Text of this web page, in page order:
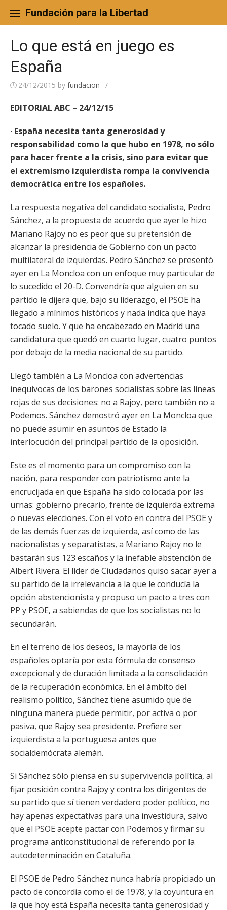
content
Fundación para la Libertad
Lo que está en juego es
España
24/12/2015 by fundacion /
EDITORIAL ABC – 24/12/15
· España necesita tanta generosidad y
responsabilidad como la que hubo en 1978, no sólo
para hacer frente a la crisis, sino para evitar que
el extremismo izquierdista rompa la convivencia
democrática entre los españoles.
La respuesta negativa del candidato socialista, Pedro
Sánchez, a la propuesta de acuerdo que ayer le hizo
Mariano Rajoy no es peor que su pretensión de
alcanzar la presidencia de Gobierno con un pacto
multilateral de izquierdas. Pedro Sánchez se presentó
ayer en La Moncloa con un enfoque muy particular de
lo sucedido el 20-D. Convendría que alguien en su
partido le dijera que, bajo su liderazgo, el PSOE ha
llegado a mínimos históricos y nada indica que haya
tocado suelo. Y que ha encabezado en Madrid una
candidatura que quedó en cuarto lugar, cuatro puntos
por debajo de la media nacional de su partido.
Llegó también a La Moncloa con advertencias
inequívocas de los barones socialistas sobre las líneas
rojas de sus decisiones: no a Rajoy, pero también no a
Podemos. Sánchez demostró ayer en La Moncloa que
no puede asumir en asuntos de Estado la
interlocución del principal partido de la oposición.
Este es el momento para un compromiso con la
nación, para responder con patriotismo ante la
encrucijada en que España ha sido colocada por las
urnas: gobierno precario, frente de izquierda extrema
o nuevas elecciones. Con el voto en contra del PSOE y
de las demás fuerzas de izquierda, así como de las
nacionalistas y separatistas, a Mariano Rajoy no le
bastarán sus 123 escaños y la inefable abstención de
Albert Rivera. El líder de Ciudadanos quiso sacar ayer a
su partido de la irrelevancia a la que le conducía la
opción abstencionista y propuso un pacto a tres con
PP y PSOE, a sabiendas de que los socialistas no lo
secundarán.
En el terreno de los deseos, la mayoría de los
españoles optaría por esta fórmula de consenso
excepcional y de duración limitada a la consolidación
de la recuperación económica. En el ámbito del
realismo político, Sánchez tiene asumido que de
ninguna manera puede permitir, por activa o por
pasiva, que Rajoy sea presidente. Prefiere ser
izquierdista a la portuguesa antes que
socialdemócrata alemán.
Si Sánchez sólo piensa en su supervivencia política, al
fijar posición contra Rajoy y contra los dirigentes de
su partido que sí tienen verdadero poder político, no
hay apenas expectativas para una investidura, salvo
que el PSOE acepte pactar con Podemos y firmar su
programa anticonstitucional de referendo por la
autodeterminación en Cataluña.
El PSOE de Pedro Sánchez nunca habría propiciado un
pacto de concordia como el de 1978, y la coyuntura en
la que hoy está España necesita tanta generosidad y